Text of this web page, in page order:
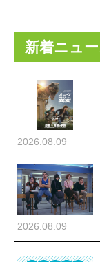
新着ニュ
2026.08.09
2026.08.09